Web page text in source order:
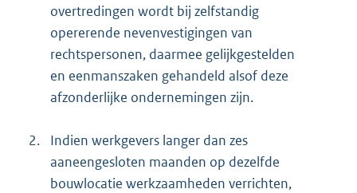
overtredingen wordt bij zelfstandig
opererende nevenvestigingen van
rechtspersonen, daarmee gelijkgestelden
en eenmanszaken gehandeld alsof deze
afzonderlijke ondernemingen zijn.
2.
Indien werkgevers langer dan zes
aaneengesloten maanden op dezelfde
bouwlocatie werkzaamheden verrichten,